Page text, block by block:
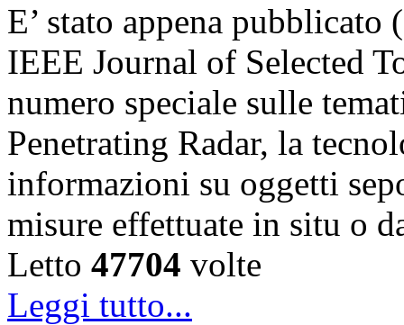
E’ stato appena
IEEE Journal of Selected
numero speciale sulle
Penetrating Radar, la
informazioni su oggetti
misure effettuate in situ o
Letto 47704 volte
Leggi tutto...